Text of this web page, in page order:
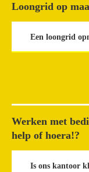
Loongrid op
Een loongrid
Werken met
help of hoera!?
Is ons kantoor